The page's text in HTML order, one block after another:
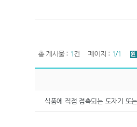
총 게시물 : 1건 페이지 : 1/1
식품에 직접 접촉되는 도자기 또